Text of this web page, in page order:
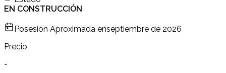
EN CONSTRUCCIÓN
Posesión Aproximada enseptiembre de 2026
Precio
-